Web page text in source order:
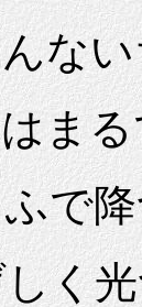
に
津
降
光